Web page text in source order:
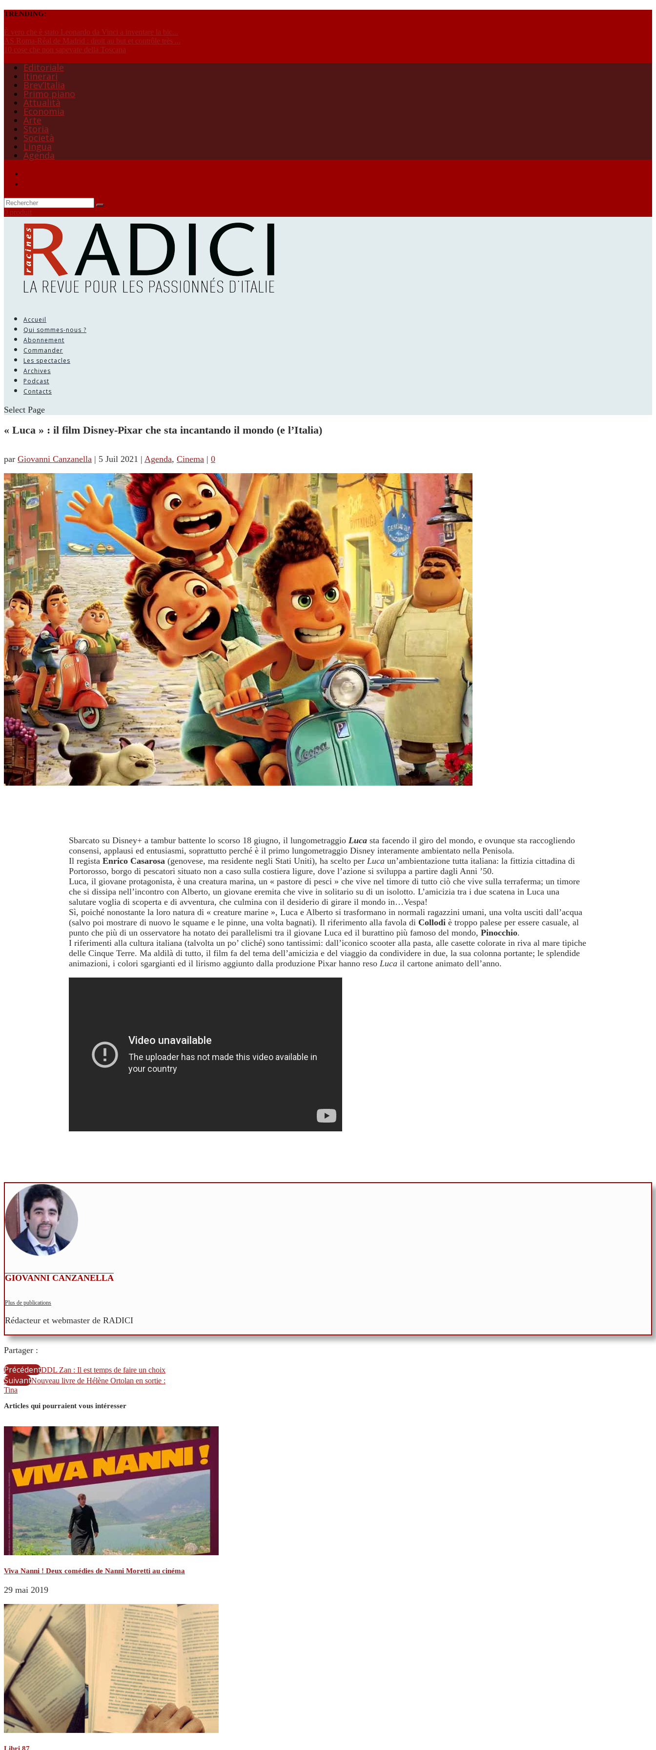
TRENDING:
È vero che è stato Leonardo da Vinci a inventare la bic...
AS Roma-Réal de Madrid : droit au but et contrôle très ...
10 cose che non sapevate della Toscana
Editoriale
Itinerari
Brev’Italia
Primo piano
Attualità
Economia
Arte
Storia
Società
Lingua
Agenda
0 produit
Accueil
Qui sommes-nous ?
Abonnement
Commander
Les spectacles
Archives
Podcast
Contacts
Select Page
« Luca » : il film Disney-Pixar che sta incantando il mondo (e l’Italia)
par Giovanni Canzanella | 5 Juil 2021 | Agenda, Cinema | 0
Sbarcato su Disney+ a tambur battente lo scorso 18 giugno, il lungometraggio Lucasta facendo il giro del mondo, e ovunque sta raccogliendo
consensi, applausi ed entusiasmi, soprattutto perché è il primo lungometraggio Disney interamente ambientato nella Penisola.
Il regista Enrico Casarosa(genovese, ma residente negli Stati Uniti), ha scelto per Lucaun’ambientazione tutta italiana: la fittizia cittadina di
Portorosso, borgo di pescatori situato non a caso sulla costiera ligure, dove l’azione si sviluppa a partire dagli Anni ’50.
Luca, il giovane protagonista, è una creatura marina, un « pastore di pesci » che vive nel timore di tutto ciò che vive sulla terraferma; un timore
che si dissipa nell’incontro con Alberto, un giovane eremita che vive in solitario su di un isolotto. L’amicizia tra i due scatena in Luca una
salutare voglia di scoperta e di avventura, che culmina con il desiderio di girare il mondo in…Vespa!
Sì, poiché nonostante la loro natura di « creature marine », Luca e Alberto si trasformano in normali ragazzini umani, una volta usciti dall’acqua
(salvo poi mostrare di nuovo le squame e le pinne, una volta bagnati). Il riferimento alla favola di Collodiè troppo palese per essere casuale, al
punto che più di un osservatore ha notato dei parallelismi tra il giovane Luca ed il burattino più famoso del mondo, Pinocchio.
I riferimenti alla cultura italiana (talvolta un po’ cliché) sono tantissimi: dall’iconico scooter alla pasta, alle casette colorate in riva al mare tipiche
delle Cinque Terre. Ma aldilà di tutto, il film fa del tema dell’amicizia e del viaggio da condividere in due, la sua colonna portante; le splendide
animazioni, i colori sgargianti ed il lirismo aggiunto dalla produzione Pixar hanno reso Lucail cartone animato dell’anno.
GIOVANNI CANZANELLA
Plus de publications
Rédacteur et webmaster de RADICI
Partager :
PrécédentDDL Zan : Il est temps de faire un choix
SuivantNouveau livre de Hélène Ortolan en sortie :
Tina
Articles qui pourraient vous intéresser
Viva Nanni ! Deux comédies de Nanni Moretti au cinéma
29 mai 2019
Libri 87